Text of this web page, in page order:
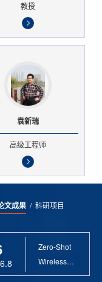
教授
袁新瑞
高级工程师
文成果/ 科研项目
Zero-Shot
Wireless
Sensor